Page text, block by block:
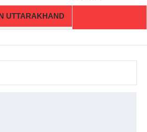
UTTARAKHAND